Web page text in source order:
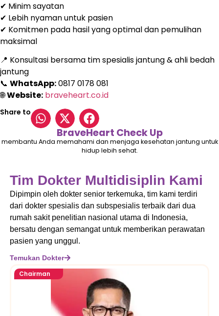
✔ Minim sayatan
✔ Lebih nyaman untuk pasien
✔ Komitmen pada hasil yang optimal dan pemulihan
maksimal
📍 Konsultasi bersama tim spesialis jantung & ahli bedah
jantung
📞 WhatsApp:0817 0178 081
🌐Website: braveheart.co.id
Share to
BraveHeart Check Up
membantu Anda memahami dan menjaga kesehatan jantung untuk
hidup lebih sehat.
Tim Dokter Multidisiplin Kami
Dipimpin oleh dokter senior terkemuka, tim kami terdiri
dari dokter spesialis dan subspesialis terbaik dari dua
rumah sakit penelitian nasional utama di Indonesia,
bersatu dengan semangat untuk memberikan perawatan
pasien yang unggul.
Temukan Dokter
Chairman